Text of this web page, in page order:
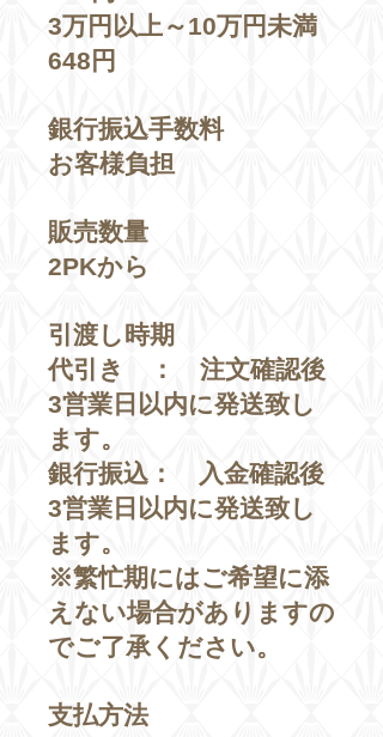
3万円以上～10万円未満
648円
銀行振込手数料
​お客様負担
販売数量
2PKから
引渡し時期
代引き ： 注文確認後
3営業日以内に発送致し
ます。
銀行振込： 入金確認後
3営業日以内に発送致し
ます。
※繁忙期にはご希望に添
えない場合がありますの
でご了承ください。
支払方法